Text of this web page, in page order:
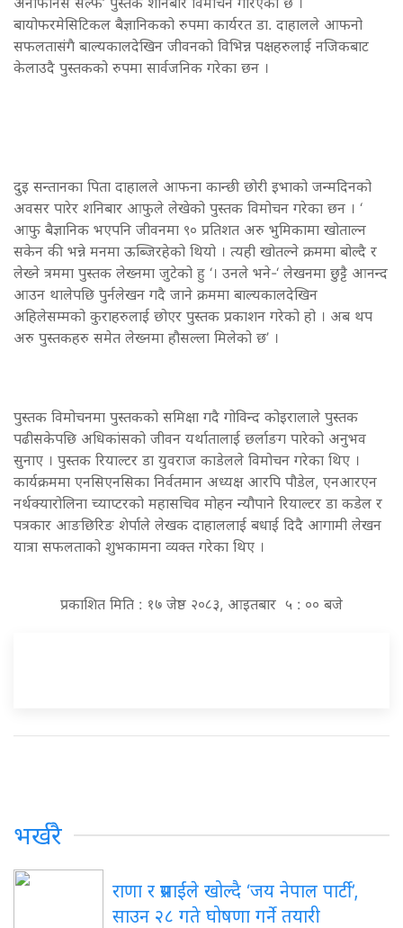
बायोफरमेसिटिकल बैज्ञानिकको रुपमा कार्यरत डा. दाहालले आफनो
सफलतासंगै बाल्यकालदेखिन जीवनको विभिन्न पक्षहरुलाई नजिकबाट
केलाउदै पुस्तकको रुपमा सार्वजनिक गरेका छन ।
दुइ सन्तानका पिता दाहालले आफना कान्छी छोरी इभाको जन्मदिनको
अवसर पारेर शनिबार आफुले लेखेको पुस्तक विमोचन गरेका छन । ‘
आफु बैज्ञानिक भएपनि जीवनमा ९० प्रतिशत अरु भुमिकामा खोताल्न
सकेन की भन्ने मनमा ऊब्जिरहेको थियो । त्यही खोतल्ने क्रममा बोल्दै र
लेख्ने त्रममा पुस्तक लेख्नमा जुटेको हु ‘। उनले भने-‘ लेखनमा छुट्टै आनन्द
आउन थालेपछि पुर्नलेखन गदै जाने क्रममा बाल्यकालदेखिन
अहिलेसम्मको कुराहरुलाई छोएर पुस्तक प्रकाशन गरेको हो । अब थप
अरु पुस्तकहरु समेत लेख्नमा हौसल्ला मिलेको छ’ ।
पुस्तक विमोचनमा पुस्तकको समिक्षा गदै गोविन्द कोइरालाले पुस्तक
पढीसकेपछि अधिकांसको जीवन यर्थातालाई छर्लाङग पारेको अनुभव
सुनाए । पुस्तक रियाल्टर डा युवराज काडेलले विमोचन गरेका थिए ।
कार्यक्रममा एनसिएनसिका निर्वतमान अध्यक्ष आरपि पौडेल, एनआरएन
नर्थक्यारोलिना च्याप्टरको महासचिव मोहन न्यौपाने रियाल्टर डा कडेल र
पत्रकार आङछिरिङ शेर्पाले लेखक दाहाललाई बधाई दिदै आगामी लेखन
यात्रा सफलताको शुभकामना व्यक्त गरेका थिए ।
प्रकाशित मिति : १७ जेष्ठ २०८३, आइतबार ५ : ०० बजे
भर्खरै
राणा र प्रसाईंले खोल्दै ‘जय नेपाल पार्टी’,
साउन २८ गते घोषणा गर्ने तयारी